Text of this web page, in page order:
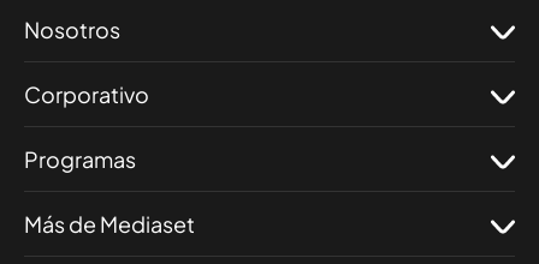
Nosotros
Corporativo
Programas
Más de Mediaset